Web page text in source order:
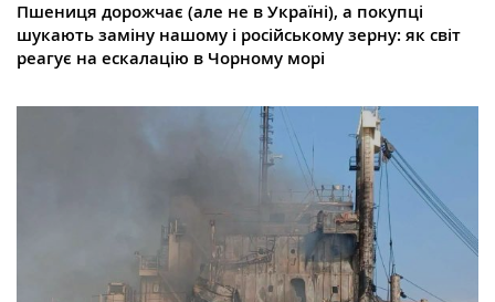
Пшениця дорожчає (але не в Україні), а покупці
шукають заміну нашому і російському зерну: як світ
реагує на ескалацію в Чорному морі